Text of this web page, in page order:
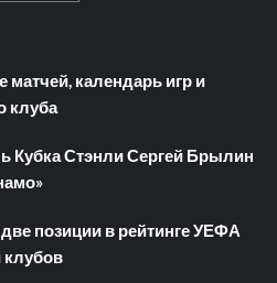
матчей, календарь игр и
клуба
Кубка Стэнли Сергей Брылин
позиции в рейтинге УЕФА
клубов